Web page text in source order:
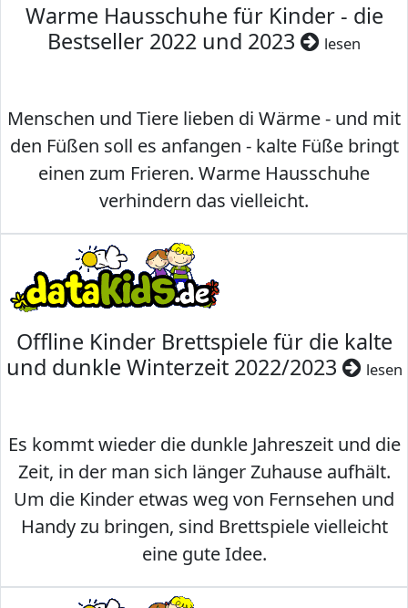
Warme Hausschuhe für Kinder - die
Bestseller 2022 und 2023
lesen
Menschen und Tiere lieben di Wärme - und mit
den Füßen soll es anfangen - kalte Füße bringt
einen zum Frieren. Warme Hausschuhe
verhindern das vielleicht.
Offline Kinder Brettspiele für die kalte
und dunkle Winterzeit 2022/2023
lesen
Es kommt wieder die dunkle Jahreszeit und die
Zeit, in der man sich länger Zuhause aufhält.
Um die Kinder etwas weg von Fernsehen und
Handy zu bringen, sind Brettspiele vielleicht
eine gute Idee.